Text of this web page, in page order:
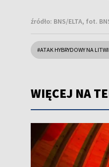
źródło: BNS/ELTA, fot.
#ATAK HYBRYDOWY NA
WIĘCEJ NA